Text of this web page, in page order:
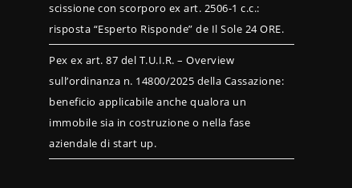
scissione con scorporo ex art. 2506-1 c.c.:
risposta “Esperto Risponde” de Il Sole 24 ORE.
Pex ex art. 87 del T.U.I.R. – Overview
sull’ordinanza n. 14800/2025 della Cassazione:
beneficio applicabile anche qualora un
immobile sia in costruzione o nella fase
aziendale di start up.